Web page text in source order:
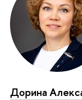
Дорина